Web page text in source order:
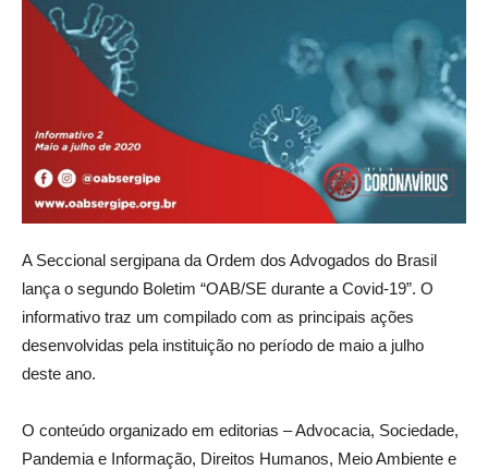
A Seccional sergipana da Ordem dos Advogados do Brasil
lança o segundo Boletim “OAB/SE durante a Covid-19”. O
informativo traz um compilado com as principais ações
desenvolvidas pela instituição no período de maio a julho
deste ano.
O conteúdo organizado em editorias – Advocacia, Sociedade,
Pandemia e Informação, Direitos Humanos, Meio Ambiente e